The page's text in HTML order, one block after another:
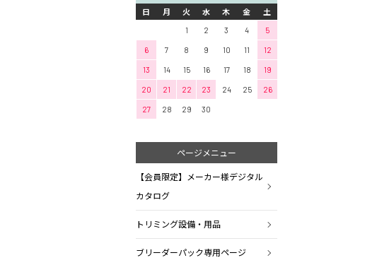
日 月 火 水 木 金
土
1
2 3 4 5
6 7 8 9 10 11 12
13 14 15 16 17 18 19
20 21 22 23 24 25 26
27 28 29 30
ページメニュー
【会員限定】メーカー様デジタル
カタログ
トリミング設備・用品
ブリーダーパック専用ページ